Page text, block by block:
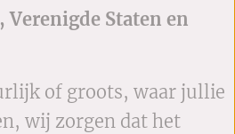
Staten en
of groots, waar jullie
wij zorgen dat het